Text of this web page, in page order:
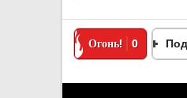
Огонь! 0